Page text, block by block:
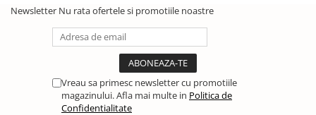
Newsletter Nu rata ofertele si promotiile noastre
Vreau sa primesc newsletter cu promotiile
magazinului. Afla mai multe in Politica de
Confidentialitate